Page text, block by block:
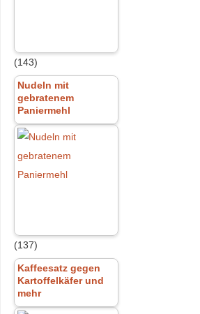
(143)
Nudeln mit
gebratenem
Paniermehl
(137)
Kaffeesatz gegen
Kartoffelkäfer und
mehr